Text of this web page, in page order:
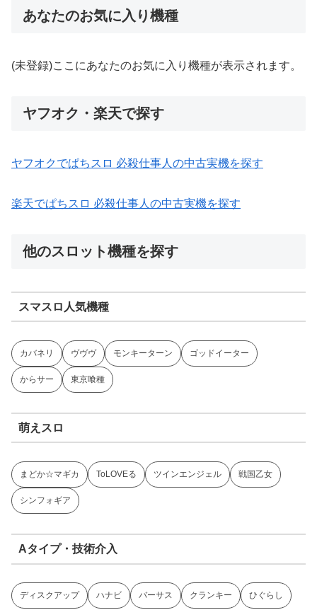
あなたのお気に入り機種
(未登録)ここにあなたのお気に入り機種が表示されます。
ヤフオク・楽天で探す
ヤフオクでぱちスロ 必殺仕事人の中古実機を探す
楽天でぱちスロ 必殺仕事人の中古実機を探す
他のスロット機種を探す
スマスロ人気機種
カバネリ ヴヴヴ モンキーターン ゴッドイーター
からサー 東京喰種
萌えスロ
まどか☆マギカ ToLOVEる ツインエンジェル 戦国乙女
シンフォギア
Aタイプ・技術介入
ディスクアップ ハナビ バーサス クランキー ひぐらし